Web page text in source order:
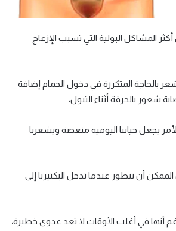
المشاكل البولية التي تسبب الإزعاج
المتكررة في دخول الحمام إضافة
شعور بالحرقة أثناء التبول،
يجعل حياتنا اليومية منغصة ويشعرنا
أن تتطور عندما تدخل البكتيريا إلى
أنها في أغلب الأوقات لا تعد عدوى خطيرة،